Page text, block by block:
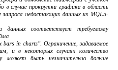
в случае прокрутки графика в область
запроса недостающих данных из MQL5-
данных соответствует требуемому
in charts". Ограничение, задаваемое
и в некоторых случаях количество
может быть незначительно больше